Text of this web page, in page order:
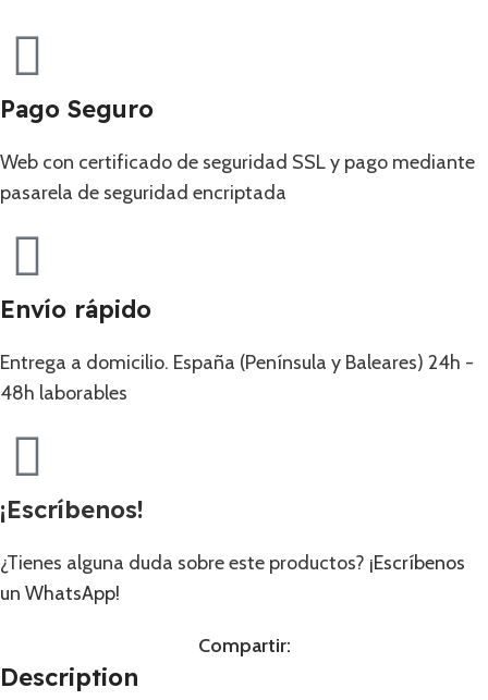
Pago Seguro
Web con certificado de seguridad SSL y pago mediante
pasarela de seguridad encriptada
Envío rápido
Entrega a domicilio. España (Península y Baleares) 24h -
48h laborables
¡Escríbenos!
¿Tienes alguna duda sobre este productos? ¡Escríbenos
un WhatsApp!
Compartir:
Description